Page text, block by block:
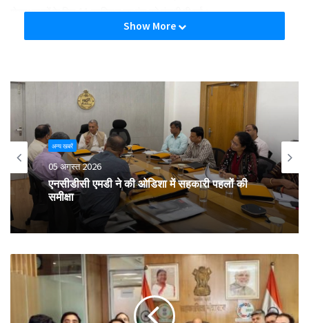
शेयरधारकों के लिए 11 प्रतिशत लाभांश को मंजूरी दी गई।
समर्पित ग्राहक सेवा प्रकोष्ठ स्थापित करने की भी घोषणा की।
cooperative DNS Bank profit
Show More
अन्य खबरें
05 अगस्त 2026
एनसीडीसी एमडी ने की ओडिशा में सहकारी पहलों की
समीक्षा